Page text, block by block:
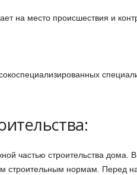
на место происшествия и
частью строительства дома.
строительным нормам. Перед